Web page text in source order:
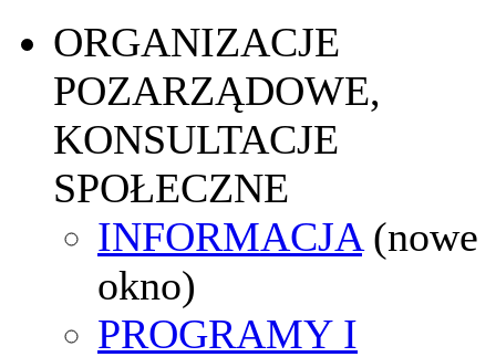
ORGANIZACJE
POZARZĄDOWE,
KONSULTACJE
SPOŁECZNE
INFORMACJA (nowe
okno)
PROGRAMY I